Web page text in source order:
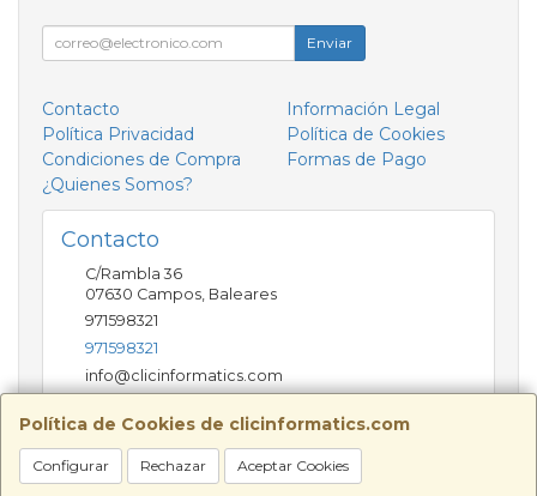
Política de Cookies de clicinformatics.com
Configurar Rechazar Aceptar Cookies
Enviar
Contacto
Información Legal
Política Privacidad
Política de Cookies
Condiciones de Compra
Formas de Pago
¿Quienes Somos?
Contacto
C/Rambla 36
07630 Campos Baleares
971598321
971598321
info@clicinformatics.com
Horario
De lunes a viernes 9:00-13:30/16:00-19:30 Sábados